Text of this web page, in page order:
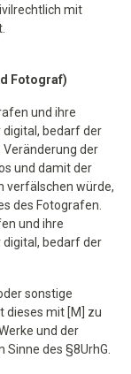
mit
Fotograf)
und ihre
bedarf der
der
und damit der
verfälschen würde,
des Fotografen.
und ihre
bedarf der
sonstige
dieses mit [M] zu
und der
Sinne des §8UrhG.